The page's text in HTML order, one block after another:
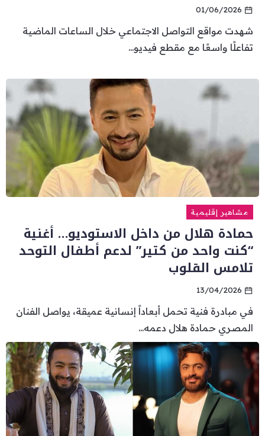
01/06/2026
شهدت مواقع التواصل الاجتماعي خلال الساعات الماضية
تفاعلًا واسعًا مع مقطع فيديو...
مشاهير إقليمية
حمادة هلال من داخل الاستوديو… أغنية
“كنت واحد من كتير” لدعم أطفال التوحد
تلامس القلوب
13/04/2026
في مبادرة فنية تحمل أبعاداً إنسانية عميقة، يواصل الفنان
المصري حمادة هلال دعمه...